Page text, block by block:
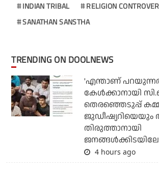
INDIAN TRIBAL
RELIGION
SANATHAN SANSTHA
TRENDING ON DOOLNEWS
'എന്താണ്
കേള്‍ക്കാനായി
തെരഞ്ഞെടുപ്പ്
ജുഡീഷ്യറിയെയും
തിരുത്താനായി
4 hours ago